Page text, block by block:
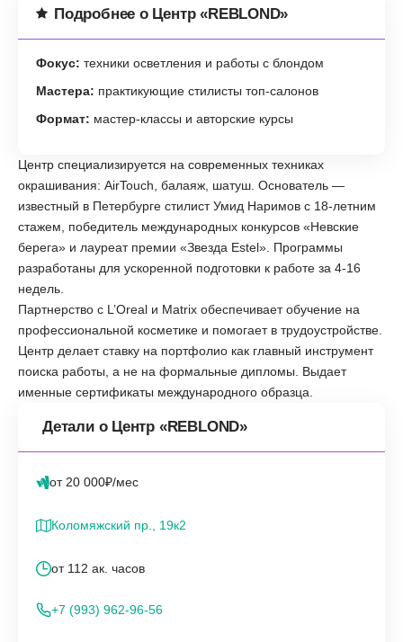
Подробнее о Центр «REBLOND»
Фокус: техники осветления и работы с блондом
Мастера: практикующие стилисты топ-салонов
Формат: мастер-классы и авторские курсы
Центр специализируется на современных техниках
окрашивания: AirTouch, балаяж, шатуш. Основатель —
известный в Петербурге стилист Умид Наримов с 18-летним
стажем, победитель международных конкурсов «Невские
берега» и лауреат премии «Звезда Estel». Программы
разработаны для ускоренной подготовки к работе за 4-16
недель.
Партнерство с L’Oreal и Matrix обеспечивает обучение на
профессиональной косметике и помогает в трудоустройстве.
Центр делает ставку на портфолио как главный инструмент
поиска работы, а не на формальные дипломы. Выдает
именные сертификаты международного образца.
Детали о Центр «REBLOND»
от 20 000₽/мес
Коломяжский пр., 19к2
от 112 ак. часов
+7 (993) 962-96-56